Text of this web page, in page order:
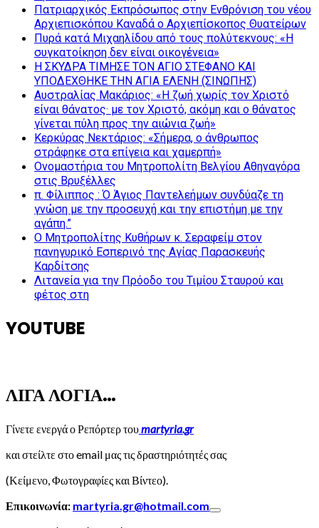
Πατριαρχικός Εκπρόσωπος στην Ενθρόνιση του νέου
Αρχιεπισκόπου Καναδά ο Αρχιεπίσκοπος Θυατείρων
Πυρά κατά Μιχαηλίδου από τους πολύτεκνους: «Η
συγκατοίκηση δεν είναι οικογένεια»
Η ΣΚΥΔΡΑ ΤΙΜΗΣΕ ΤΟΝ ΑΓΙΟ ΣΤΕΦΑΝΟ ΚΑΙ
ΥΠΟΔΕΧΘΗΚΕ ΤΗΝ ΑΓΙΑ ΕΛΕΝΗ (ΣΙΝΩΠΗΣ)
Αυστραλίας Μακάριος: «Η ζωή χωρίς τον Χριστό
είναι θάνατος· με τον Χριστό, ακόμη και ο θάνατος
γίνεται πύλη προς την αιώνια ζωή»
Κερκύρας Νεκτάριος: «Σήμερα, ο άνθρωπος
στράφηκε στα επίγεια και χαμερπή»
Ονομαστήρια του Μητροπολίτη Βελγίου Αθηναγόρα
στις Βρυξέλλες
π. Φίλιππος : Ό Άγιος Παντελεήμων συνδύαζε τη
γνώση με την προσευχή και την επιστήμη με την
αγάπη.”
Ο Μητροπολίτης Κυθήρων κ. Σεραφείμ στον
πανηγυρικό Εσπερινό της Αγίας Παρασκευής
Καρδίτσης
Λιτανεία για την Πρόοδο του Τιμίου Σταυρού και
φέτος στη
YOUTUBE
ΛΙΓΑ ΛΟΓΙΑ…
Γίνετε ενεργά ο Ρεπόρτερ τουmartyria.gr
και στείλτε στο email μας τις δραστηριότητές σας
(Κείμενο, Φωτογραφίες και Βίντεο).
Επικοινωνία: martyria.gr@hotmail.com